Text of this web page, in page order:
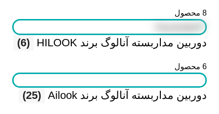
8 محصول
دوربین مداربسته آنالوگ برند HILOOK (6)
6 محصول
دوربین مداربسته آنالوگ برند Ailook (25)